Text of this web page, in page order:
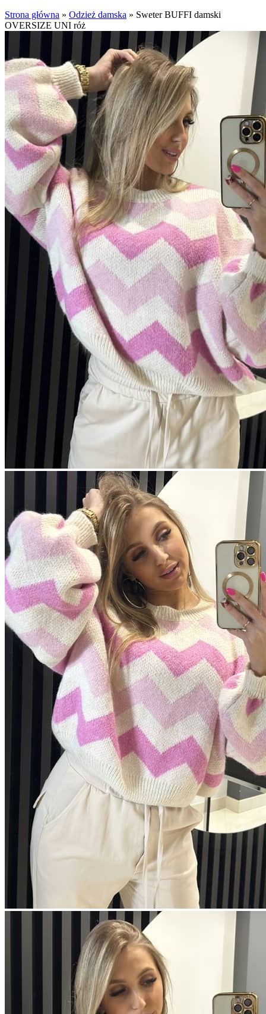
Strona główna » Odzież damska » Sweter BUFFI damski
OVERSIZE UNI róż